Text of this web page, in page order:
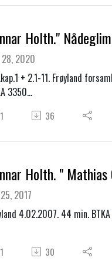
2020
+ 2.1-11. Frøyland
3350
1 36
2017
4.02.2007. 44 min.
1 30